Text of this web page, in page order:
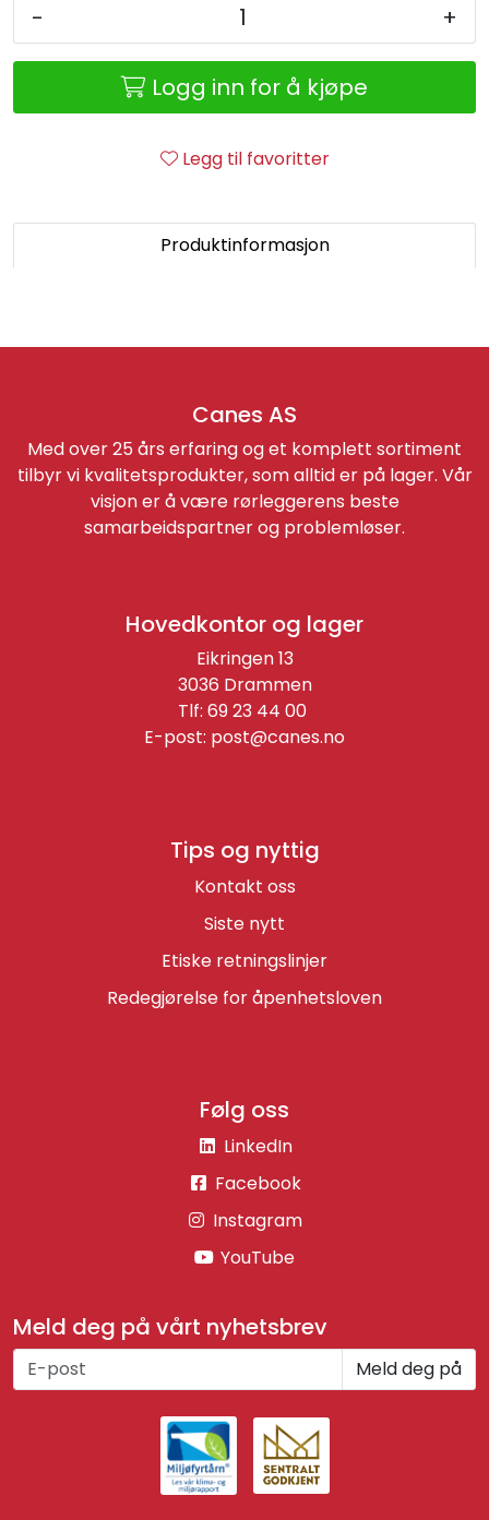
- +
Logg inn for å kjøpe
Legg til favoritter
Produktinformasjon
Canes AS
Med over 25 års erfaring og et komplett sortiment
tilbyr vi kvalitetsprodukter, som alltid er på lager. Vår
visjon er å være rørleggerens beste
samarbeidspartner og problemløser.
Meld deg på vårt nyhetsbrev
Meld deg på
Tips og nyttig
Kontakt oss
Siste nytt
Etiske retningslinjer
Redegjørelse for åpenhetsloven
Følg oss
LinkedIn
Facebook
Instagram
YouTube
Hovedkontor og lager
Eikringen 13
3036 Drammen
Tlf: 69 23 44 00
E-post: post@canes.no
Retur/reklamasjon